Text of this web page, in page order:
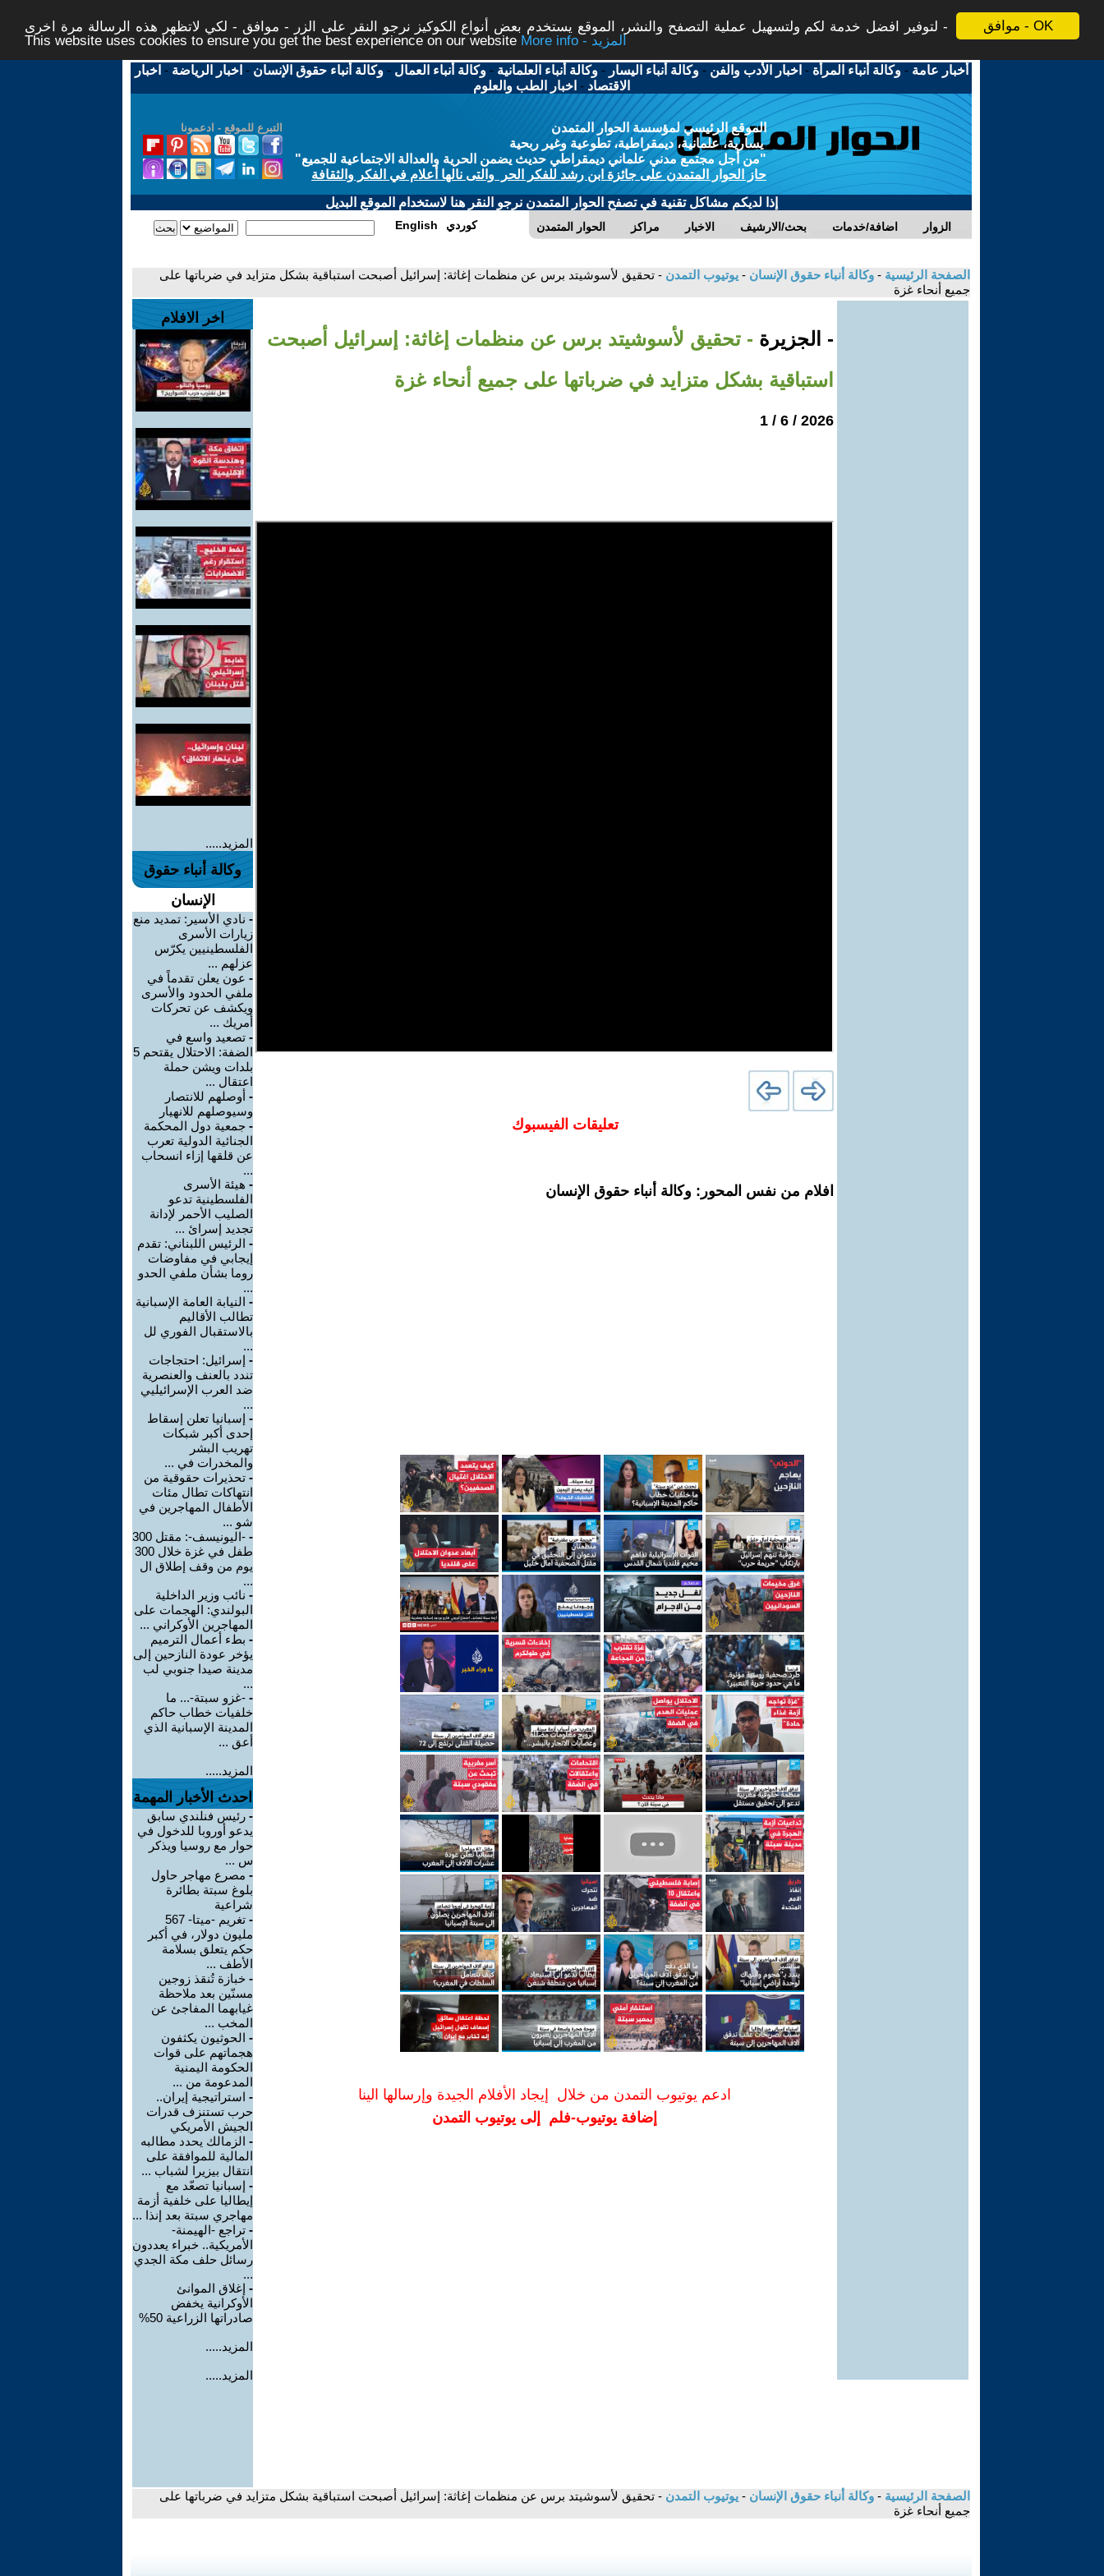
موافق - OK
لتوفير افضل خدمة لكم ولتسهيل عملية التصفح والنشر، الموقع يستخدم بعض أنواع الكوكيز نرجو النقر على الزر - موافق - لكي لاتظهر هذه الرسالة مرة اخرى -
This website uses cookies to ensure you get the best experience on our website
More info - المزيد
أخبار عامة -وكالة أنباء المرأة - اخبار الأدب والفن -وكالة أنباء اليسار -وكالة أنباء العلمانية -وكالة أنباء العمال -وكالة أنباء حقوق الإنسان - اخبار الرياضة - اخبار
الاقتصاد - اخبار الطب والعلوم
التبرع للموقع - ادعمونا
الموقع الرئيسي لمؤسسة الحوار المتمدن
يسارية، علمانية، ديمقراطية، تطوعية وغير ربحية
"من أجل مجتمع مدني علماني ديمقراطي حديث يضمن الحرية والعدالة الاجتماعية للجميع"
حاز الحوار المتمدن على جائزة ابن رشد للفكر الحر والتى نالها أعلام في الفكر والثقافة
إذا لديكم مشاكل تقنية في تصفح الحوار المتمدن نرجو النقر هنا لاستخدام الموقع البديل
الحوار المتمدن مراكز الاخبار بحث/الارشيف اضافة/خدمات الزوار English كوردي
الصفحة الرئيسية - وكالة أنباء حقوق الإنسان - يوتيوب التمدن - تحقيق لأسوشيتد برس عن منظمات إغاثة: إسرائيل أصبحت استباقية بشكل متزايد في ضرباتها على
جميع أنحاء غزة
- الجزيرة - تحقيق لأسوشيتد برس عن منظمات إغاثة: إسرائيل أصبحت
استباقية بشكل متزايد في ضرباتها على جميع أنحاء غزة
2026 / 6 / 1
تعليقات الفيسبوك
افلام من نفس المحور: وكالة أنباء حقوق الإنسان
ادعم يوتيوب التمدن من خلال إيجاد الأفلام الجيدة وإرسالها الينا
إضافة يوتيوب-فلم إلى يوتيوب التمدن
اخر الافلام
المزيد.....
وكالة أنباء حقوق
الإنسان
- نادي الأسير: تمديد منع
زيارات الأسرى
الفلسطينيين يكرّس
عزلهم ...
- عون يعلن تقدماً في
ملفي الحدود والأسرى
ويكشف عن تحركات
أمريك ...
- تصعيد واسع في
الضفة: الاحتلال يقتحم 5
بلدات ويشن حملة
اعتقال ...
- أوصلهم للانتصار
وسيوصلهم للانهيار
- جمعية دول المحكمة
الجنائية الدولية تعرب
عن قلقها إزاء انسحاب
...
- هيئة الأسرى
الفلسطينية تدعو
الصليب الأحمر لإدانة
تجديد إسرائ ...
- الرئيس اللبناني: تقدم
إيجابي في مفاوضات
روما بشأن ملفي الحدو
...
- النيابة العامة الإسبانية
تطالب الأقاليم
بالاستقبال الفوري لل
...
- إسرائيل: احتجاجات
تندد بالعنف والعنصرية
ضد العرب الإسرائيليي
...
- إسبانيا تعلن إسقاط
إحدى أكبر شبكات
تهريب البشر
والمخدرات في ...
- تحذيرات حقوقية من
انتهاكات تطال مئات
الأطفال المهاجرين في
شو ...
-
-اليونيسف-: مقتل 300
طفل في غزة خلال 300
يوم من وقف إطلاق ال
...
- نائب وزير الداخلية
البولندي: الهجمات على
المهاجرين الأوكراني ...
- بطء أعمال الترميم
يؤخر عودة النازحين إلى
مدينة صيدا جنوبي لب
...
- -غزو سبتة-... ما
خلفيات خطاب حاكم
المدينة الإسبانية الذي
أعق ...
المزيد.....
احدث الأخبار المهمة
- رئيس فنلندي سابق
يدعو أوروبا للدخول في
حوار مع روسيا ويذكر
س ...
- مصرع مهاجر حاول
بلوغ سبتة بطائرة
شراعية
-
تغريم -ميتا- 567
مليون دولار، في أكبر
حكم يتعلق بسلامة
الأطف ...
- خبازة تُنقذ زوجين
مسنّين بعد ملاحظة
غيابهما المفاجئ عن
المخب ...
- الحوثيون يكثفون
هجماتهم على قوات
الحكومة اليمنية
المدعومة من ...
- استراتيجية إيران..
حرب تستنزف قدرات
الجيش الأمريكي
- الزمالك يحدد مطالبه
المالية للموافقة على
انتقال بيزيرا لشباب ...
- إسبانيا تصعّد مع
إيطاليا على خلفية أزمة
مهاجري سبتة بعد إنذا ...
- تراجع -الهيمنة-
الأمريكية.. خبراء يعددون
رسائل حلف مكة الجدي
...
- إغلاق الموانئ
الأوكرانية يخفض
صادراتها الزراعية 50%
المزيد.....
المزيد.....
الصفحة الرئيسية - وكالة أنباء حقوق الإنسان - يوتيوب التمدن - تحقيق لأسوشيتد برس عن منظمات إغاثة: إسرائيل أصبحت استباقية بشكل متزايد في ضرباتها على
جميع أنحاء غزة